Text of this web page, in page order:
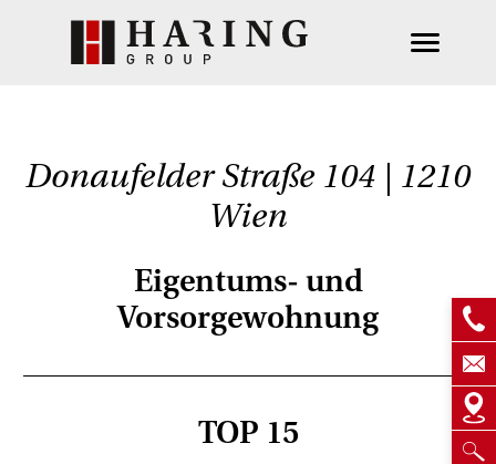
Donaufelder Straße 104 | 1210
Wien
Eigentums- und
Vorsorgewohnung
TOP 15